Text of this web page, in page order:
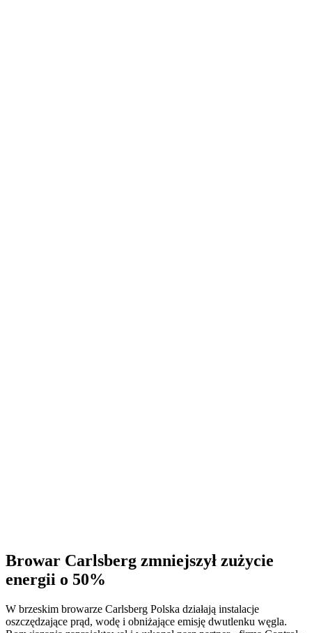
Browar Carlsberg zmniejszył zużycie
energii o 50%
W brzeskim browarze Carlsberg Polska działają instalacje
oszczędzające prąd, wodę i obniżające emisję dwutlenku węgla.